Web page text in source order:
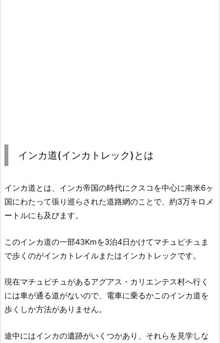
インカ道(インカトレック)とは
インカ道とは、インカ帝国の時代にクスコを中心に南米6ヶ
国にわたって張り巡らされた道路網のことで、約3万キロメ
ートルにも及びます。
このインカ道の一部43Kmを3泊4日かけてマチュピチュま
で歩くのがインカトレイルまたはインカトレックです。
現在マチュピチュがあるアグアス・カリエンテス村へ行く
には車が通る道がないので、電車に乗るかこのインカ道を
歩くしか方法がありません。
途中にはインカの遺跡がいくつかあり、それらを見学しな